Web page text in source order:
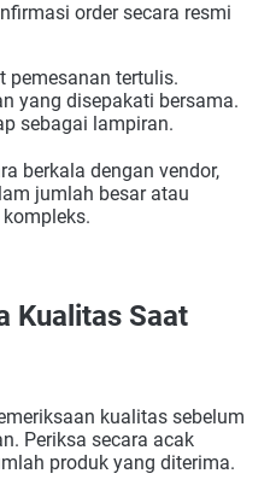
order secara resmi
pemesanan tertulis.
yang disepakati bersama.
sebagai lampiran.
berkala dengan vendor,
jumlah besar atau
Kualitas Saat
kualitas sebelum
Periksa secara acak
produk yang diterima.